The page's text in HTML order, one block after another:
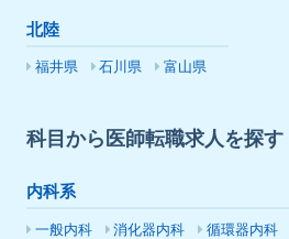
北陸
福井県 石川県 富山県
科目から医師転職求人を探す
内科系
一般内科 消化器内科 循環器内科